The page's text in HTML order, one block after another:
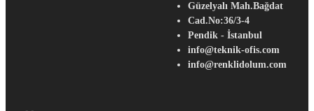
Güzelyalı Mah.Bağdat
Cad.No:36/3-4
Pendik - İstanbul
info@teknik-ofis.com
info@renklidolum.com